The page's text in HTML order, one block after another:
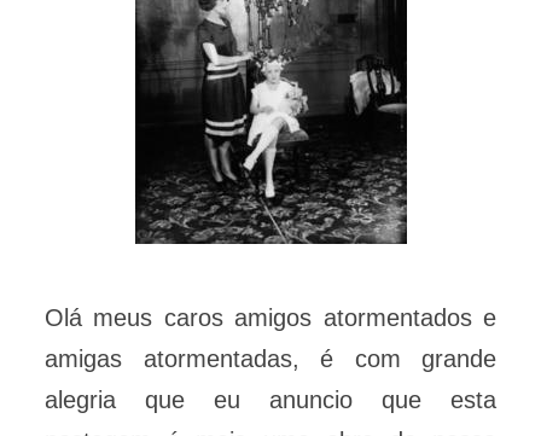
Olá meus caros amigos atormentados e
amigas atormentadas, é com grande
alegria que eu anuncio que esta